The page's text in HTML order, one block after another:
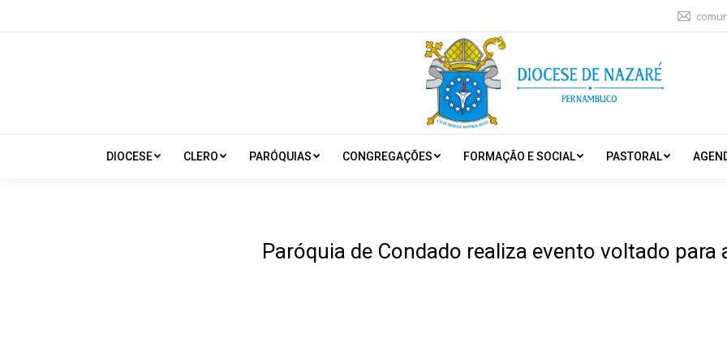
DIOCESE CLERO PARÓQUIAS CONGREGAÇÕES FORMAÇÃO E SOCIAL PASTORAL
Paróquia de Condado realiza evento voltado para